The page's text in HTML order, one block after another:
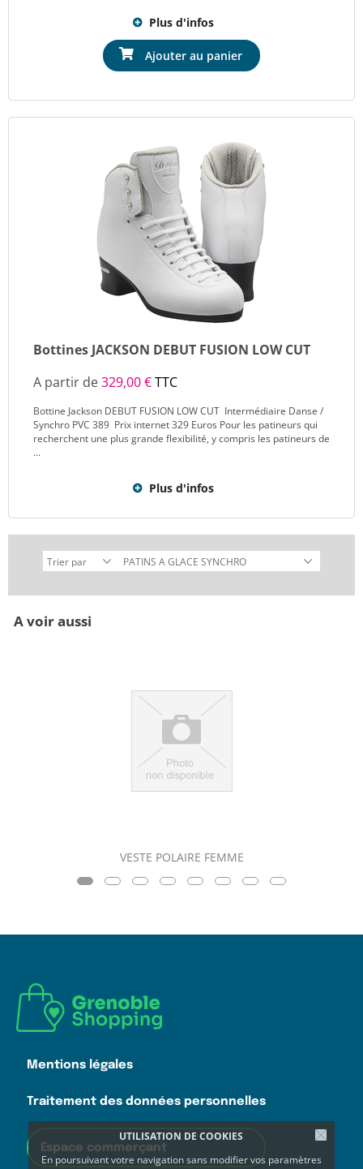
UTILISATION DE COOKIES
En poursuivant votre navigation sans modifier vos paramètres
Plus d'infos
Ajouter au panier
Bottines JACKSON DEBUT FUSION LOW CUT
A partir de329,00 €TTC
Bottine Jackson DEBUT FUSION LOW CUT Intermédiaire Danse /
Synchro PVC 389 Prix internet 329 Euros Pour les patineurs qui
recherchent une plus grande flexibilité, y compris les patineurs de
...
Plus d'infos
A voir aussi
VESTE POLAIRE FEMME
Mentions légales
Traitement des données personnelles
Espace commerçant